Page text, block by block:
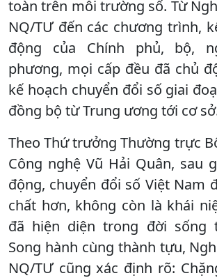
toàn trên môi trường số. Từ
NQ/TƯ đến các chương trình,
động của Chính phủ, bộ,
phương, mọi cấp đều đã chủ
kế hoạch chuyển đổi số giai
đồng bộ từ Trung ương tới cơ
Theo Thứ trưởng Thường trực
Công nghệ Vũ Hải Quân, sau
động, chuyển đổi số Việt Nam
chất hơn, không còn là khái
đã hiện diện trong đời sống
Song hành cùng thành tựu,
NQ/TƯ cũng xác định rõ: